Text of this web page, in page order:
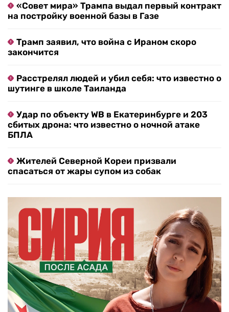
«Совет мира» Трампа выдал первый контракт
на постройку военной базы в Газе
Трамп заявил, что война с Ираном скоро
закончится
Расстрелял людей и убил себя: что известно о
шутинге в школе Таиланда
Удар по объекту WB в Екатеринбурге и 203
сбитых дрона: что известно о ночной атаке
БПЛА
Жителей Северной Кореи призвали
спасаться от жары супом из собак